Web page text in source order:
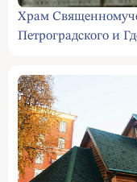
Храм
Петроградского и